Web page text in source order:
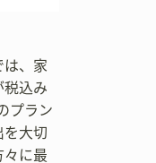
は、家
込み
プラン
を大切
々に最